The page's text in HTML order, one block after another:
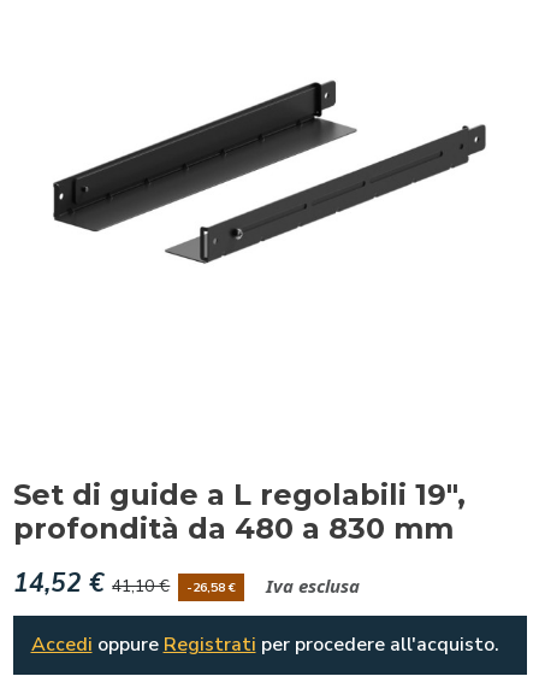
Set di guide a L regolabili 19",
profondità da 480 a 830 mm
14,52 € 41,10 € -26,58 € Iva esclusa
Accedi oppure Registrati per procedere all'acquisto.